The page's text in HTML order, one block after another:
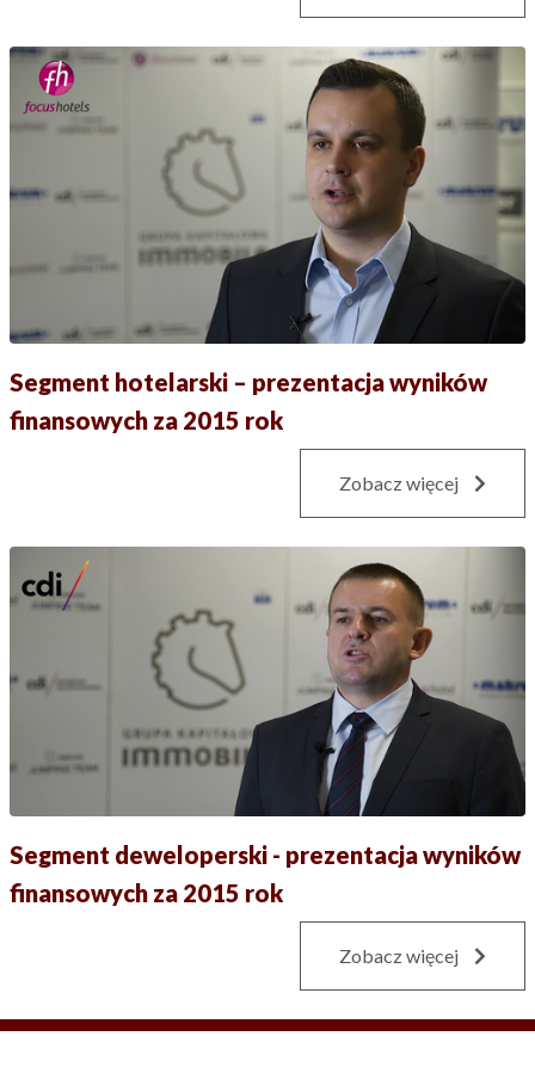
Segment hotelarski – prezentacja wyników
finansowych za 2015 rok
Zobacz więcej
Segment deweloperski - prezentacja wyników
finansowych za 2015 rok
Zobacz więcej